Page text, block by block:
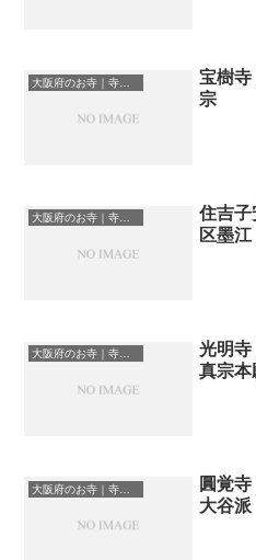
大阪府のお寺｜寺院一覧
宝樹寺
宗
大阪府のお寺｜寺院一覧
住吉子
区墨
大阪府のお寺｜寺院一覧
光明寺
真宗本
大阪府のお寺｜寺院一覧
圓覚
大谷派